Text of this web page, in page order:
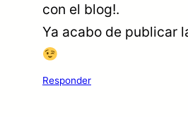
con el blog!.
Ya acabo de publicar
Responder